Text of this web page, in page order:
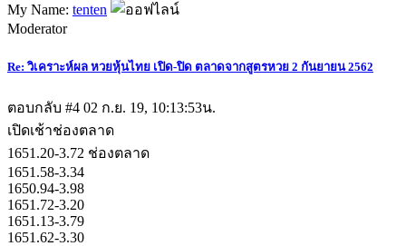
My Name: tenten
Moderator
Re: วิเคราะห์ผล หวยหุ้นไทย เปิด-ปิด ตลาดจากสูตรหวย 2 กันยายน 2562
ตอบกลับ #4 02 ก.ย. 19, 10:13:53น.
เปิดเช้าช่องตลาด
1651.20-3.72 ช่องตลาด
1651.58-3.34
1650.94-3.98
1651.72-3.20
1651.13-3.79
1651.62-3.30